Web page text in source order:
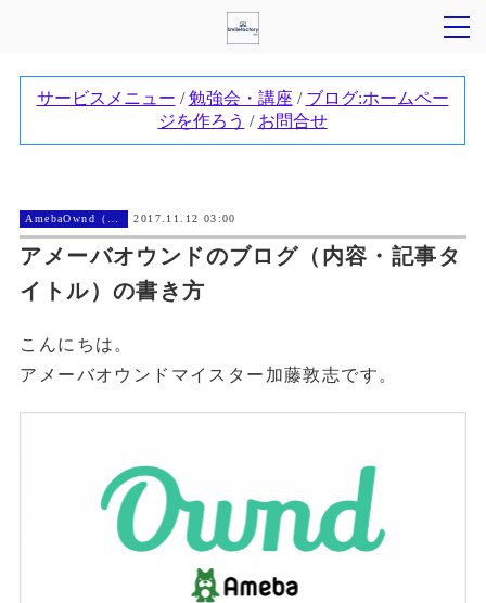
2017.11.12 03:00
アメーバオウンドのブログ（内容・記事タ
イトル）の書き方
こんにちは。
アメーバオウンドマイスター加藤敦志です。